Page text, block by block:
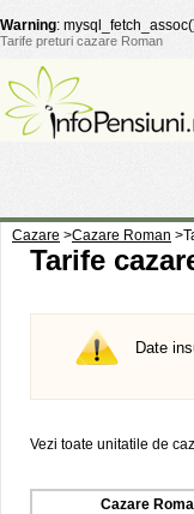
Warning:
Tarife preturi cazare Roman
Cazare >Cazare Roman >
Tarife
Date
Vezi toate unitatile de
Cazare